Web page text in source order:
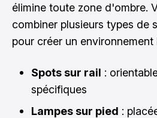
élimine toute zone d'ombre.
combiner plusieurs types de
pour créer un environnement
Spots sur rail :
spécifiques
Lampes sur pied :